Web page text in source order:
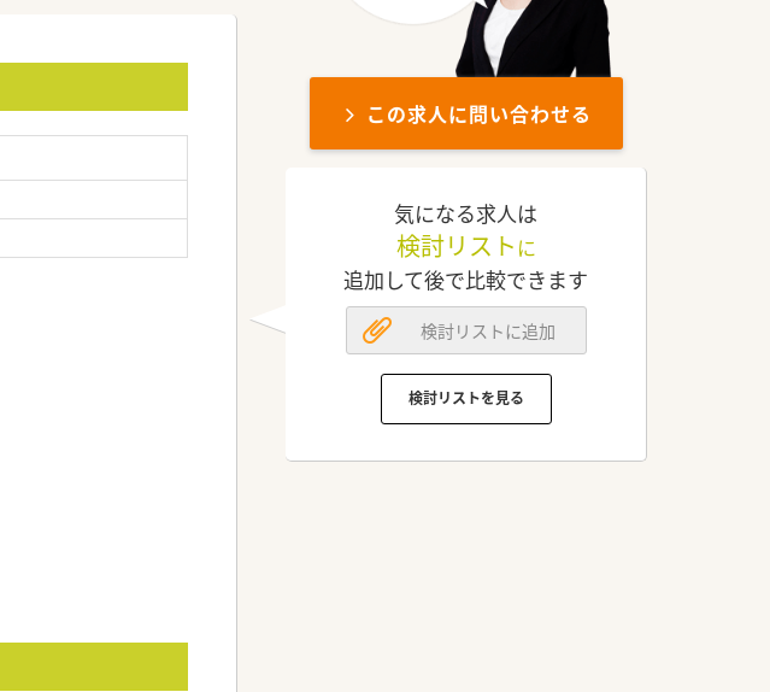
この求人に問い合わせる
気になる求人は
検討リスト に
追加して後で比較できます
検討リストに追加
検討リストを見る